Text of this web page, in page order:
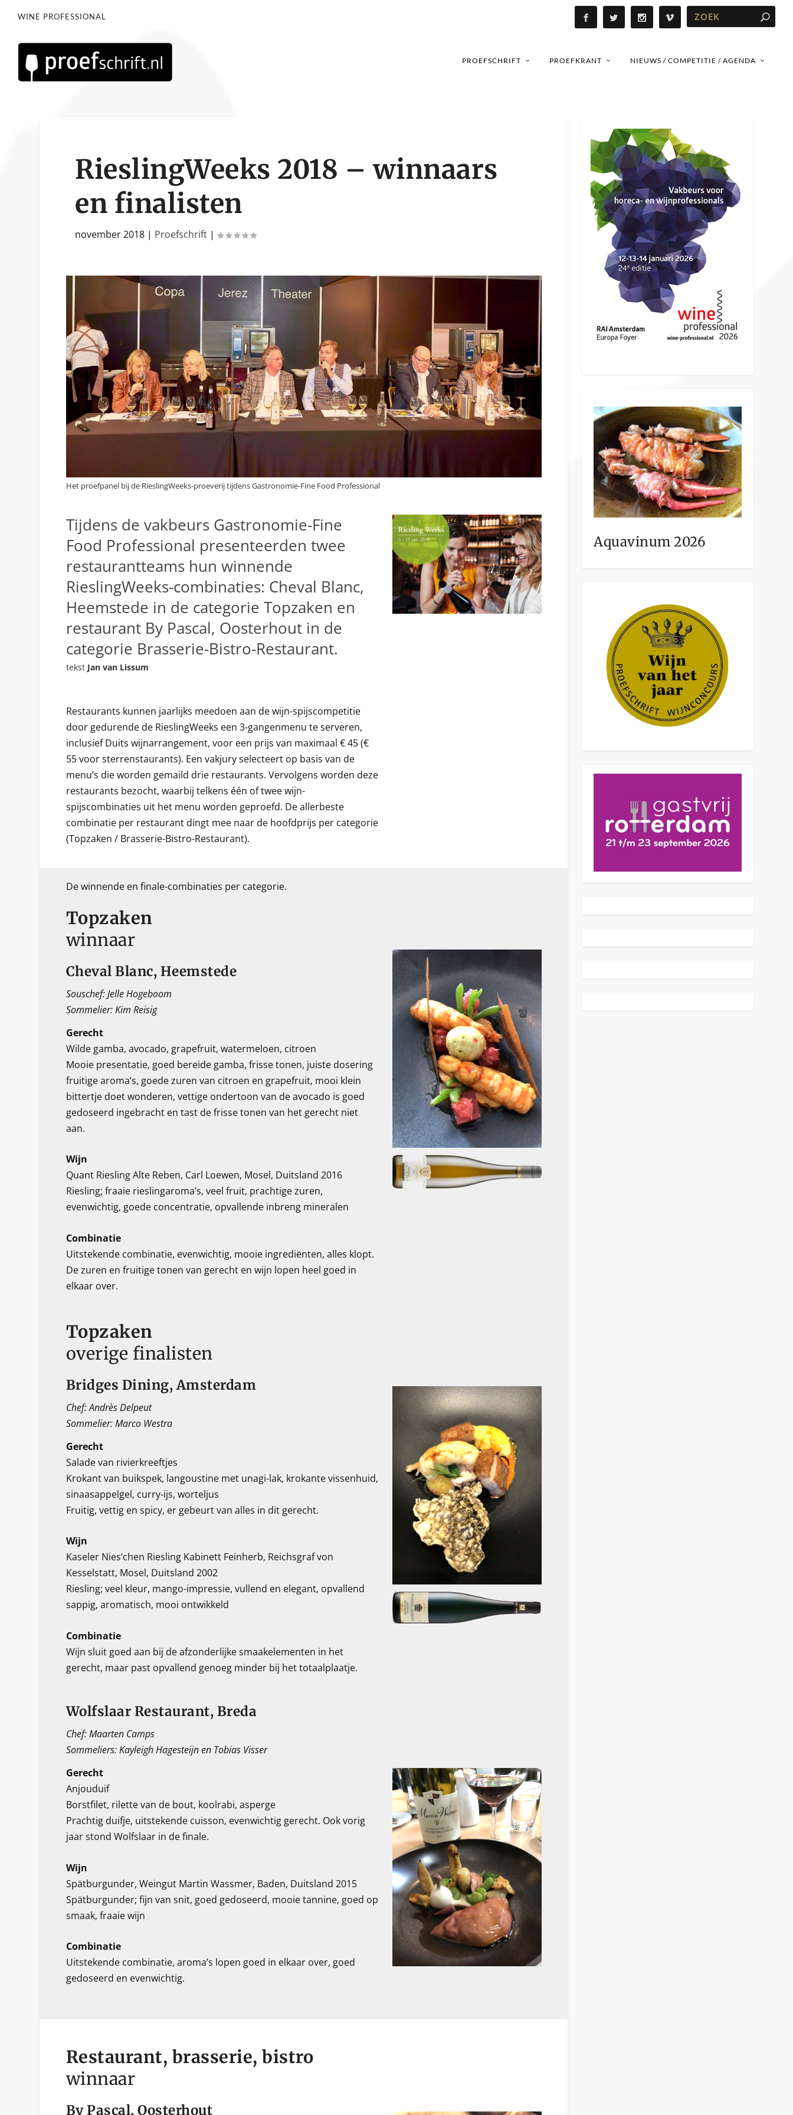
WINE PROFESSIONAL
PROEFSCHRIFT PROEFKRANT NIEUWS / COMPETITIE / AGENDA
RieslingWeeks 2018 – winnaars
en finalisten
november 2018 | Proefschrift |
Het proefpanel bij de RieslingWeeks-proeverij tijdens Gastronomie-Fine Food Professional
Tijdens de vakbeurs Gastronomie-Fine
Food Professional presenteerden twee
restaurantteams hun winnende
RieslingWeeks-combinaties: Cheval Blanc,
Heemstede in de categorie Topzaken en
restaurant By Pascal, Oosterhout in de
categorie Brasserie-Bistro-Restaurant.
tekst Jan van Lissum
Restaurants kunnen jaarlijks meedoen aan de wijn-spijscompetitie
door gedurende de RieslingWeeks een 3-gangenmenu te serveren,
inclusief Duits wijnarrangement, voor een prijs van maximaal € 45 (€
55 voor sterrenstaurants). Een vakjury selecteert op basis van de
menu’s die worden gemaild drie restaurants. Vervolgens worden deze
restaurants bezocht, waarbij telkens één of twee wijn-
spijscombinaties uit het menu worden geproefd. De allerbeste
combinatie per restaurant dingt mee naar de hoofdprijs per categorie
(Topzaken / Brasserie-Bistro-Restaurant).
De winnende en finale-combinaties per categorie.
Topzaken
winnaar
Cheval Blanc, Heemstede
Souschef: Jelle Hogeboom
Sommelier: Kim Reisig
Gerecht
Wilde gamba, avocado, grapefruit, watermeloen, citroen
Mooie presentatie, goed bereide gamba, frisse tonen, juiste dosering
fruitige aroma’s, goede zuren van citroen en grapefruit, mooi klein
bittertje doet wonderen, vettige ondertoon van de avocado is goed
gedoseerd ingebracht en tast de frisse tonen van het gerecht niet
aan.
Wijn
Quant Riesling Alte Reben, Carl Loewen, Mosel, Duitsland 2016
Riesling; fraaie rieslingaroma’s, veel fruit, prachtige zuren,
evenwichtig, goede concentratie, opvallende inbreng mineralen
Combinatie
Uitstekende combinatie, evenwichtig, mooie ingrediënten, alles klopt.
De zuren en fruitige tonen van gerecht en wijn lopen heel goed in
elkaar over.
Topzaken
overige finalisten
Bridges Dining, Amsterdam
Chef: Andrès Delpeut
Sommelier: Marco Westra
Gerecht
Salade van rivierkreeftjes
Krokant van buikspek, langoustine met unagi-lak, krokante vissenhuid,
sinaasappelgel, curry-ijs, worteljus
Fruitig, vettig en spicy, er gebeurt van alles in dit gerecht.
Wijn
Kaseler Nies‘chen Riesling Kabinett Feinherb, Reichsgraf von
Kesselstatt, Mosel, Duitsland 2002
Riesling; veel kleur, mango-impressie, vullend en elegant, opvallend
sappig, aromatisch, mooi ontwikkeld
Combinatie
Wijn sluit goed aan bij de afzonderlijke smaakelementen in het
gerecht, maar past opvallend genoeg minder bij het totaalplaatje.
Wolfslaar Restaurant, Breda
Chef: Maarten Camps
Sommeliers: Kayleigh Hagesteijn en Tobias Visser
Gerecht
Anjouduif
Borstfilet, rilette van de bout, koolrabi, asperge
Prachtig duifje, uitstekende cuisson, evenwichtig gerecht. Ook vorig
jaar stond Wolfslaar in de finale.
Wijn
Spätburgunder, Weingut Martin Wassmer, Baden, Duitsland 2015
Spätburgunder; fijn van snit, goed gedoseerd, mooie tannine, goed op
smaak, fraaie wijn
Combinatie
Uitstekende combinatie, aroma’s lopen goed in elkaar over, goed
gedoseerd en evenwichtig.
Restaurant, brasserie, bistro
winnaar
By Pascal, Oosterhout
Aquavinum 2026